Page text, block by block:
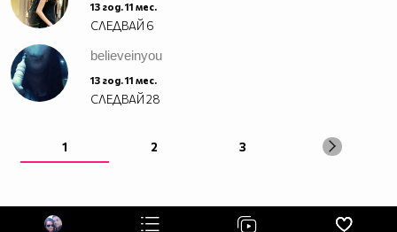
13 год. 11 мес.
СЛЕДВАЙ 6
believeinyou
13 год. 11 мес.
СЛЕДВАЙ28
1 2 3